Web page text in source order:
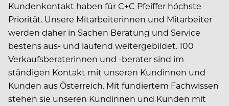
Kundenkontakt haben für C+C Pfeiffer höchste
Priorität. Unsere Mitarbeiterinnen und Mitarbeiter
werden daher in Sachen Beratung und Service
bestens aus- und laufend weitergebildet. 100
Verkaufsberaterinnen und -berater sind im
ständigen Kontakt mit unseren Kundinnen und
Kunden aus Österreich. Mit fundiertem Fachwissen
stehen sie unseren Kundinnen und Kunden mit